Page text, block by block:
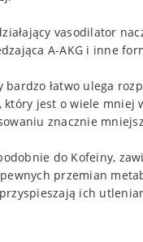
vasodilator
A-AKG i inne
łatwo ulega
który jest o wiele
znacznie
do Kofeiny,
przemian
ich